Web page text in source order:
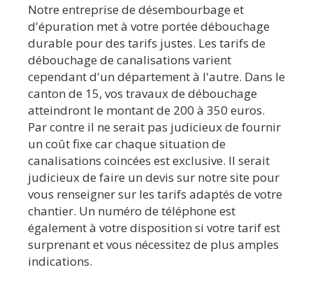
Notre entreprise de désembourbage et
d'épuration met à votre portée débouchage
durable pour des tarifs justes. Les tarifs de
débouchage de canalisations varient
cependant d'un département à l'autre. Dans le
canton de 15, vos travaux de débouchage
atteindront le montant de 200 à 350 euros.
Par contre il ne serait pas judicieux de fournir
un coût fixe car chaque situation de
canalisations coincées est exclusive. Il serait
judicieux de faire un devis sur notre site pour
vous renseigner sur les tarifs adaptés de votre
chantier. Un numéro de téléphone est
également à votre disposition si votre tarif est
surprenant et vous nécessitez de plus amples
indications.